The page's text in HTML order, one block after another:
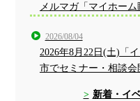
メルマガ「マイホー
2026/08/04
2026年8月22日(土)「
市でセミナー・相談会
新着・イ